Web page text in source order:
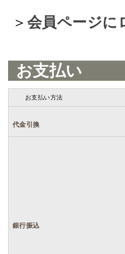
＞ 会員ページに
お支払い
お支払い方法
代金引換
銀行振込